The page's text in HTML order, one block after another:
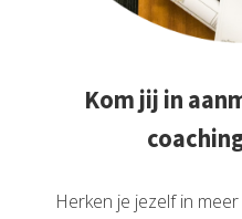
Kom jij in
Herken je jezelf in